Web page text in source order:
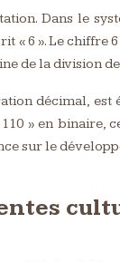
Dans le
6 ». Le
de la division
décimal,
» en
sur le